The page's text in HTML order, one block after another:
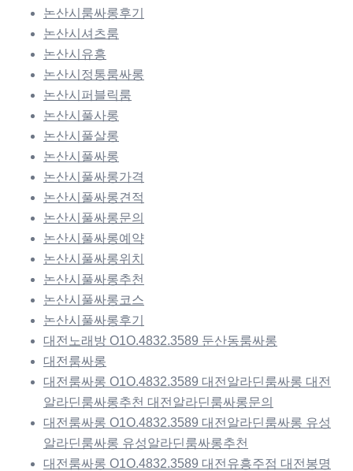
논산시룸싸롱후기
논산시셔츠룸
논산시유흥
논산시정통룸싸롱
논산시퍼블릭룸
논산시풀사롱
논산시풀살롱
논산시풀싸롱
논산시풀싸롱가격
논산시풀싸롱견적
논산시풀싸롱문의
논산시풀싸롱예약
논산시풀싸롱위치
논산시풀싸롱추천
논산시풀싸롱코스
논산시풀싸롱후기
대전노래방 O1O.4832.3589 둔산동룸싸롱
대전룸싸롱
대전룸싸롱 O1O.4832.3589 대전알라딘룸싸롱 대전
알라딘룸싸롱추천 대전알라딘룸싸롱문의
대전룸싸롱 O1O.4832.3589 대전알라딘룸싸롱 유성
알라딘룸싸롱 유성알라딘룸싸롱추천
대전룸싸롱 O1O.4832.3589 대전유흥주점 대전봉명